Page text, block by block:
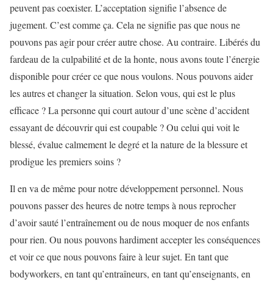
peuvent pas coexister. L’acceptation signifie l’absence de
jugement. C’est comme ça. Cela ne signifie pas que nous ne
pouvons pas agir pour créer autre chose. Au contraire. Libérés du
fardeau de la culpabilité et de la honte, nous avons toute l’énergie
disponible pour créer ce que nous voulons. Nous pouvons aider
les autres et changer la situation. Selon vous, qui est le plus
efficace ? La personne qui court autour d’une scène d’accident
essayant de découvrir qui est coupable ? Ou celui qui voit le
blessé, évalue calmement le degré et la nature de la blessure et
prodigue les premiers soins ?
Il en va de même pour notre développement personnel. Nous
pouvons passer des heures de notre temps à nous reprocher
d’avoir sauté l’entraînement ou de nous moquer de nos enfants
pour rien. Ou nous pouvons hardiment accepter les conséquences
et voir ce que nous pouvons faire à leur sujet. En tant que
bodyworkers, en tant qu’entraîneurs, en tant qu’enseignants, en